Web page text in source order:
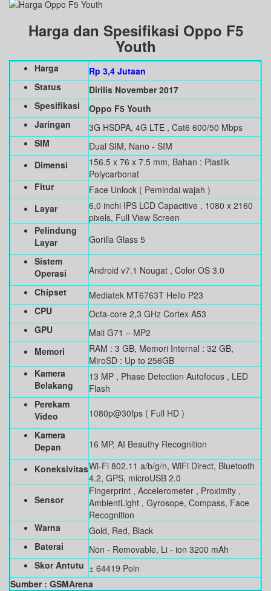
Harga dan Spesifikasi Oppo F5
Youth
Harga
Rp 3,4 Jutaan
Status
Dirilis November 2017
Spesifikasi
Oppo F5 Youth
Jaringan
3G HSDPA, 4G LTE , Cat6 600/50 Mbps
SIM
Dual SIM, Nano - SIM
Dimensi
156.5 x 76 x 7.5 mm, Bahan : Plastik
Polycarbonat
Fitur
Face Unlock ( Pemindai wajah )
Layar
6,0 inchi IPS LCD Capacitive , 1080 x 2160
pixels, Full View Screen
Pelindung
Layar
Gorilla Glass 5
Sistem
Operasi
Android v7.1 Nougat , Color OS 3.0
Chipset
Mediatek MT6763T Helio P23
CPU
Octa-core 2,3 GHz Cortex A53
GPU
Mali G71 – MP2
Memori
RAM : 3 GB, Memori Internal : 32 GB,
MiroSD : Up to 256GB
Kamera
Belakang
13 MP , Phase Detection Autofocus , LED
Flash
Perekam
Video
1080p@30fps ( Full HD )
Kamera
Depan
16 MP, AI Beauthy Recognition
KoneksivitasWi-Fi 802.11 a/b/g/n, WiFi Direct, Bluetooth
4.2, GPS, microUSB 2.0
Sensor
Fingerprint , Accelerometer , Proximity ,
AmbientLight , Gyrosope, Compass, Face
Recognition
Warna
Gold, Red, Black
Baterai
Non - Removable, Li - ion 3200 mAh
Skor Antutu ± 64419 Poin
Sumber : GSMArena